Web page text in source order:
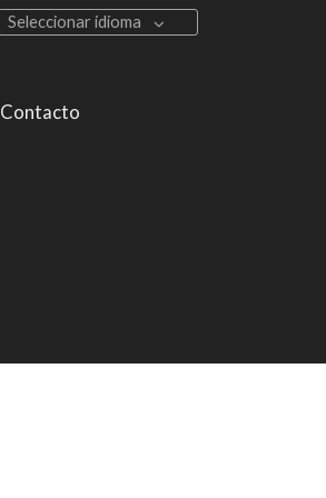
Seleccionar idioma
Contacto